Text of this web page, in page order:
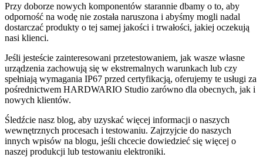
Przy doborze nowych komponentów starannie dbamy o to, aby
odporność na wodę nie została naruszona i abyśmy mogli nadal
dostarczać produkty o tej samej jakości i trwałości, jakiej oczekują
nasi klienci.
Jeśli jesteście zainteresowani przetestowaniem, jak wasze własne
urządzenia zachowują się w ekstremalnych warunkach lub czy
spełniają wymagania IP67 przed certyfikacją, oferujemy te usługi za
pośrednictwem HARDWARIO Studio zarówno dla obecnych, jak i
nowych klientów.
Śledźcie nasz blog, aby uzyskać więcej informacji o naszych
wewnętrznych procesach i testowaniu. Zajrzyjcie do naszych
innych wpisów na blogu, jeśli chcecie dowiedzieć się więcej o
naszej produkcji lub testowaniu elektroniki.